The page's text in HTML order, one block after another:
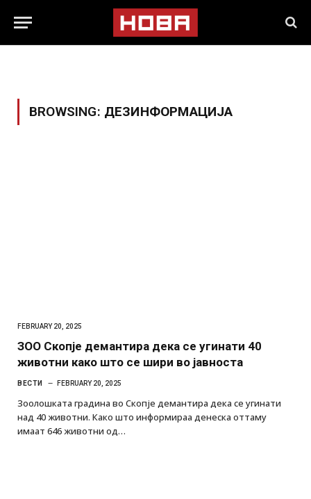
BROWSING: ДЕЗИНФОРМАЦИЈА
FEBRUARY 20, 2025
ЗОО Скопје демантира дека се угинати 40
животни како што се шири во јавноста
ВЕСТИ FEBRUARY 20, 2025
Зоолошката градина во Скопје демантира дека се угинати
над 40 животни. Како што информираа денеска оттаму
имаат 646 животни од…